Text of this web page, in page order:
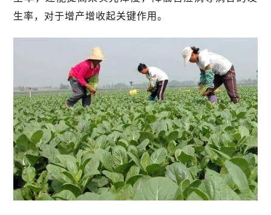
生率，对于增产增收起关键作用。